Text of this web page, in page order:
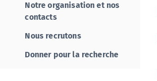
Notre organisation et nos
contacts
Nous recrutons
Donner pour la recherche